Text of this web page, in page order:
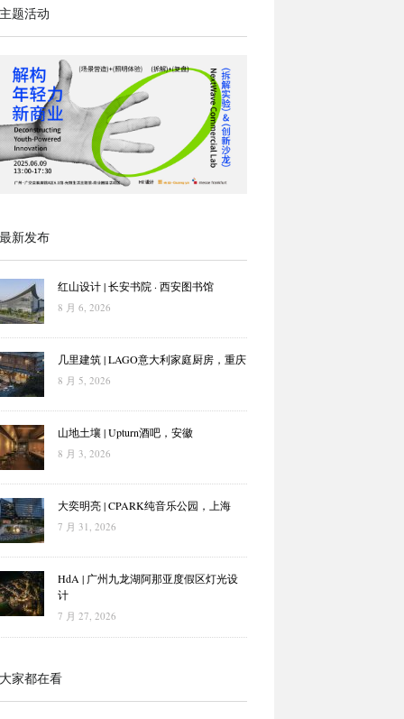
题活动
新发布
红山设计 | 长安书院 · 西安图书馆
8 月 6, 2026
几里建筑 | LAGO意大利家庭厨房，重庆
8 月 5, 2026
山地土壤 | Upturn酒吧，安徽
8 月 3, 2026
大奕明亮 | CPARK纯音乐公园，上海
7 月 31, 2026
HdA | 广州九龙湖阿那亚度假区灯光设
计
7 月 27, 2026
家都在看